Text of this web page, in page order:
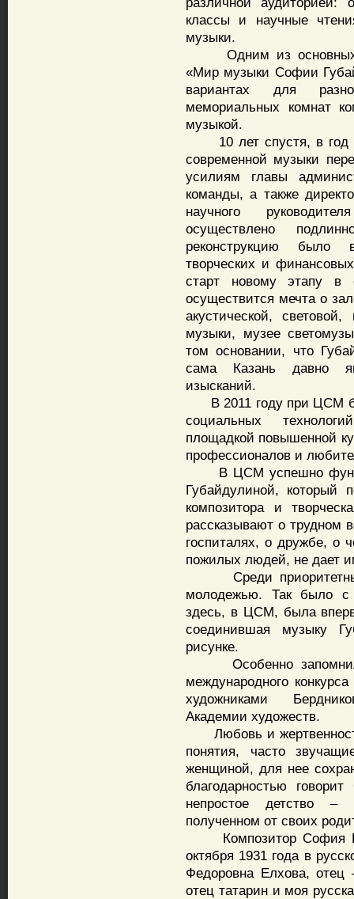
классы и научные
музыки.
Одним из основных
«Мир музыки Софии
вариантах для
мемориальных комнат
музыкой.
10 лет спустя, в год
современной музыки
усилиям главы
команды, а также
научного
осуществлено
реконструкцию было
творческих и
старт новому этапу в
осуществится мечта о
акустической,
музыки, музее
том основании, что
сама Казань давно
изысканий.
В 2011 году при ЦСМ
социальных
площадкой повышенной
профессионалов и
В ЦСМ успешно
Губайдулиной, который
композитора и
рассказывают о трудном
госпиталях, о дружбе, о
пожилых людей, не дает
Среди
молодежью. Так было с
здесь, в ЦСМ, была
соединившая музыку
рисунке.
Особенно
международного
художниками
Академии художеств.
Любовь и
понятия, часто
женщиной, для нее
благодарностью
непростое детство –
полученном от своих
Композитор София
октября 1931 года в
Федоровна Елхова, отец
отец татарин и моя